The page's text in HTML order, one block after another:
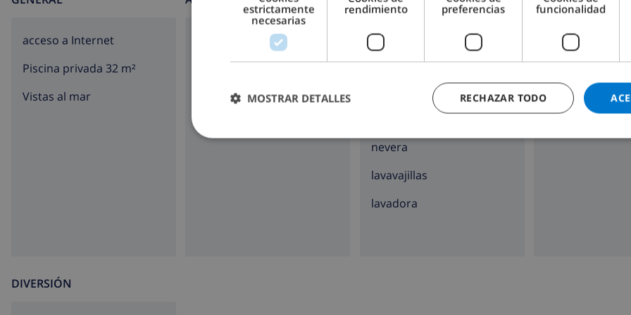
acceso a Internet
Piscina privada 32 m²
Vistas al mar
aparcamiento
placa de cocina con 4
hornillos
nevera
lavavajillas
lavadora
chimenea
DIVERSIÓN
estrictamente
necesarias
rendimiento
preferencias
funcionalidad
RECHAZAR TODO
MOSTRAR DETALLES